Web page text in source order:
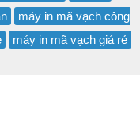
máy in mã vạch công
máy in mã vạch giá rẻ